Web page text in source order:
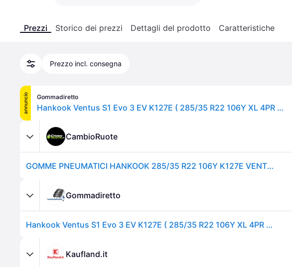
Prezzi Storico dei prezzi Dettagli del prodotto Caratteristiche
Prezzo incl. consegna
annuncio Gommadiretto
Hankook Ventus S1 Evo 3 EV K127E ( 285/35 R22 106Y XL 4PR AO, EV, SoundAbsorber, con protezione del cerchio (MFS) SBL )
CambioRuote
GOMME PNEUMATICI HANKOOK 285/35 R22 106Y K127E VENTUS S1 EVO3 EV SILENT (AO) XL
Gommadiretto
Hankook Ventus S1 Evo 3 EV K127E ( 285/35 R22 106Y XL 4PR AO, EV, SoundAbsorber, con protezione del cerchio (MFS) SBL )
Kaufland.it